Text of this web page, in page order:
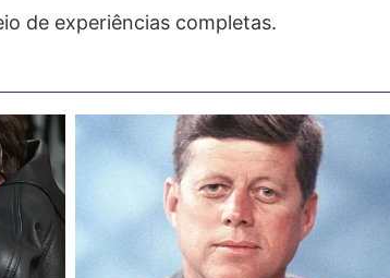
de experiências completas.